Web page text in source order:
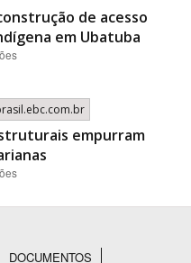
de acesso
em Ubatuba
empurram
DOCUMENTOS